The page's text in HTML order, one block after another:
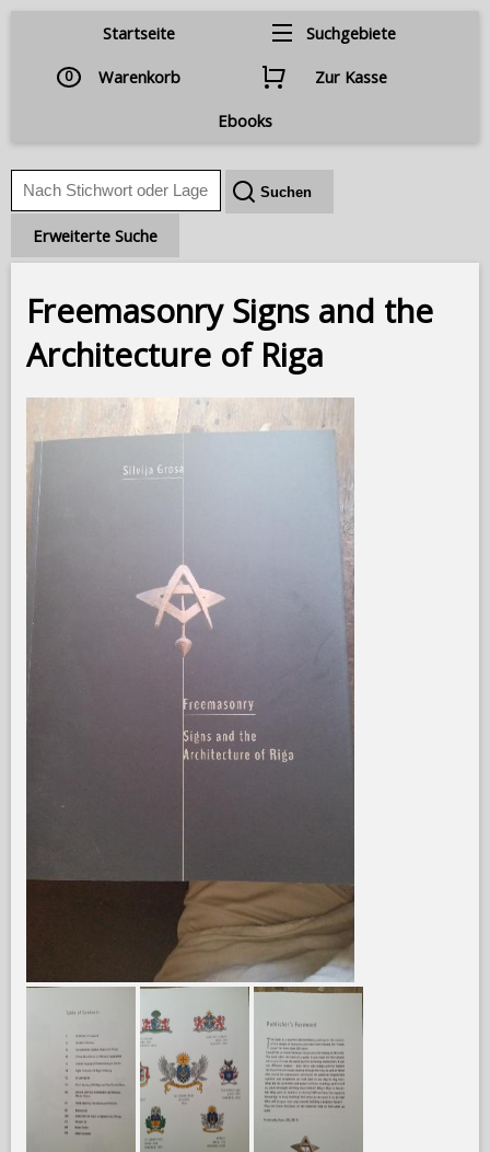
Startseite Suchgebiete
0 Warenkorb
Zur Kasse
Ebooks
Erweiterte Suche
Freemasonry Signs and the
Architecture of Riga